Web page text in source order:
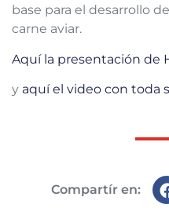
base para el desarrollo
carne aviar.
Aquí la presentación de
y aquí el video con toda
Compartír en: